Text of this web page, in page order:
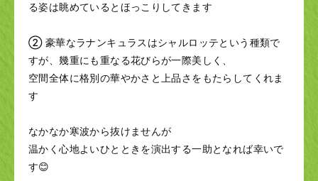
る姿は眺めているとほっこりしてきます
② 豪華なラナンキュラスはシャルロッテという種類で
すが、幾重にも重なる花びらが一際美しく、
空間全体に格別の華やかさと上品さをもたらしてくれま
す
なかなか寒波から抜けませんが
温かく心地よいひとときを演出する一助となれば幸いで
す😊